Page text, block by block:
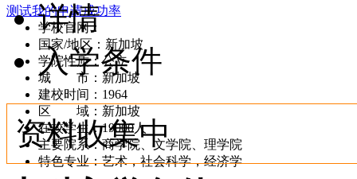
测试我的申请成功率
学校官网：
国家/地区：新加坡
学院性质：公立
城 市：新加坡
建校时间：1964
区 域：新加坡
在校学生：19000人
主要院系：商学院、文学院、理学院
特色专业：艺术，社会科学，经济学
详情
入学条件
资料收集中